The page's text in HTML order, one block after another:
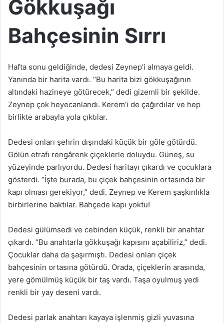
Gökkuşağı
Bahçesinin Sırrı
Hafta sonu geldiğinde, dedesi Zeynep’i almaya geldi.
Yanında bir harita vardı. “Bu harita bizi gökkuşağının
altındaki hazineye götürecek,” dedi gizemli bir şekilde.
Zeynep çok heyecanlandı. Kerem’i de çağırdılar ve hep
birlikte arabayla yola çıktılar.
Dedesi onları şehrin dışındaki küçük bir göle götürdü.
Gölün etrafı rengârenk çiçeklerle doluydu. Güneş, su
yüzeyinde parlıyordu. Dedesi haritayı çıkardı ve çocuklara
gösterdi. “İşte burada, bu çiçek bahçesinin ortasında bir
kapı olması gerekiyor,” dedi. Zeynep ve Kerem şaşkınlıkla
birbirlerine baktılar. Bahçede kapı yoktu!
Dedesi gülümsedi ve cebinden küçük, renkli bir anahtar
çıkardı. “Bu anahtarla gökkuşağı kapısını açabiliriz,” dedi.
Çocuklar daha da şaşırmıştı. Dedesi onları çiçek
bahçesinin ortasına götürdü. Orada, çiçeklerin arasında,
yere gömülmüş küçük bir taş vardı. Taşa oyulmuş yedi
renkli bir yay deseni vardı.
Dedesi parlak anahtarı kayaya işlenmiş gizli yuvasına